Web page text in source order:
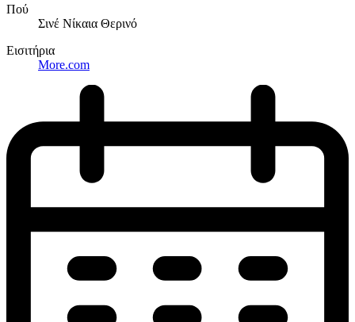
Πού
Σινέ Νίκαια Θερινό
Εισιτήρια
More.com